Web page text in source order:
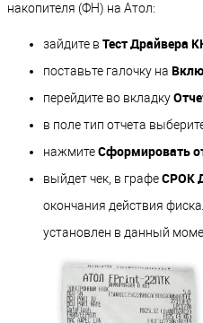
накопителя (ФН) на Атол:
зайдите в Тест Драйвера
поставьте галочку на
перейдите во вкладку
в поле тип отчета
нажмитеСформировать
выйдет чек, в графеСРОК
окончания действия
установлен в данный